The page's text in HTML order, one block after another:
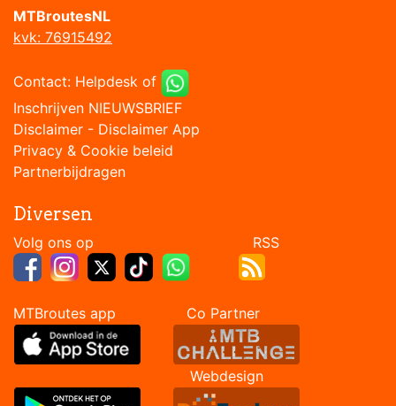
MTBroutesNL
kvk: 76915492
Contact: Helpdesk of
Inschrijven NIEUWSBRIEF
Disclaimer - Disclaimer App
Privacy & Cookie beleid
Partnerbijdragen
Diversen
Volg ons op RSS
MTBroutes app Co Partner
Webdesign